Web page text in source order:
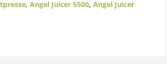
, Angel Juicer 5500, Angel Juicer